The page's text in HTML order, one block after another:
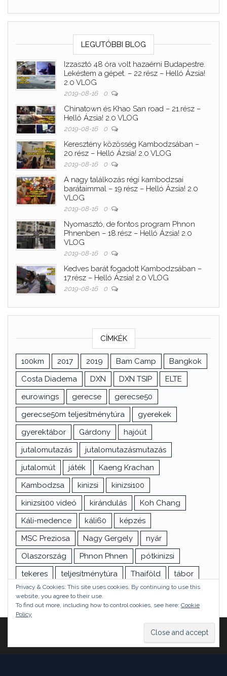
LEGUTÓBBI BLOG
Izzasztó 48 óra volt hazaérni Budapestre.
Lekéstem a gépet. – 22.rész – Helló Ázsia!
2.0 VLOG
2019-08-16 0
Chinatown és Khao San road – 21.rész –
Helló Ázsia! 2.0 VLOG
2019-08-16 0
Keresztény közösség Kambodzsában –
20.rész – Helló Ázsia! 2.0 VLOG
2019-08-16 0
A nagy találkozás régi kambodzsai
barátaimmal – 19.rész – Helló Ázsia! 2.0
VLOG
2019-08-16 0
Nyomasztó, de fontos program Phnon
Phnenben – 18.rész – Helló Ázsia! 2.0
VLOG
2019-08-16 0
Kedves barát fogadott Kambodzsában –
17.rész – Helló Ázsia! 2.0 VLOG
2019-08-16 0
CÍMKÉK
100km 2017 2019 Bam Camp
Bangkok
Costa Diadema
DXN DXN TSIP
ELTE
eurowings
gerecse
gerecse50
gerecse50m teljesítménytúra
gyerekek
gyerektábor
Gárdony
hajóút
jutalomutazás
jutalomutazásmutazás
jutalomút
játék
Kaeng Krachan
Kambodzsa
kinizsi
kinizsi100
kinizsi100 videó
kirándulás
Koh Chang
Káli-medence
káli60
képzés
MSC Preziosa
Nagy Gergely
nyár
Olaszország
Phnon Phnen
pótkinizsi
tekeres
teljesítménytúra Thaiföld
tábor
túra
utazás vizsga Ázsia
Theme:Head Blog
Privacy & Cookies: This site uses cookies. By continuing to use this
website, you agree to their use.
To find out more, including how to control cookies, see here: Cookie
Policy